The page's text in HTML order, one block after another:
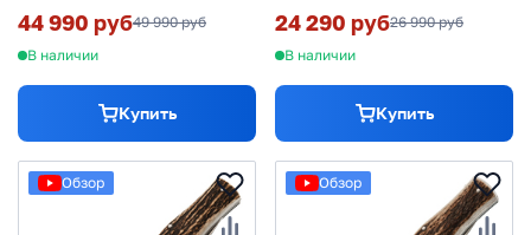
44 990 руб49 990 руб
В наличии
Купить
кожи
24 290 руб26 990 руб
В наличии
Купить
Обзор Обзор